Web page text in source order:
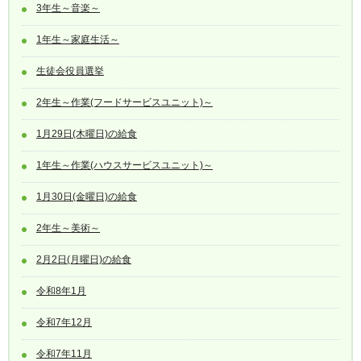
3年生～音楽～
1年生～家庭生活～
生徒会役員選挙
2年生～作業(フードサービスユニット)～
1月29日(木曜日)の給食
1年生～作業(ハウスサービスユニット)～
1月30日(金曜日)の給食
2年生～美術～
2月2日(月曜日)の給食
令和8年1月
令和7年12月
令和7年11月